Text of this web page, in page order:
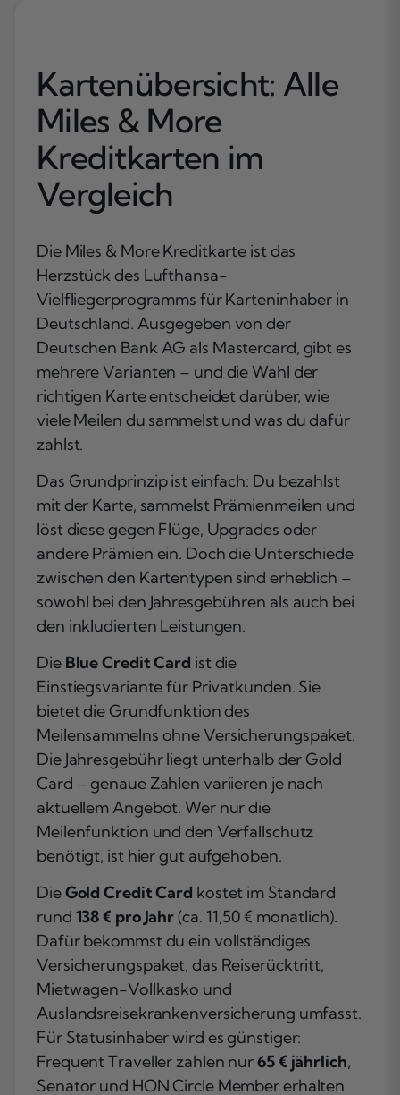
Kartenübersicht: Alle
Miles & More
Kreditkarten im
Vergleich
Die Miles & More Kreditkarte ist das
Herzstück des Lufthansa-
Vielfliegerprogramms für Karteninhaber in
Deutschland. Ausgegeben von der
Deutschen Bank AG als Mastercard, gibt es
mehrere Varianten – und die Wahl der
richtigen Karte entscheidet darüber, wie
viele Meilen du sammelst und was du dafür
zahlst.
Das Grundprinzip ist einfach: Du bezahlst
mit der Karte, sammelst Prämienmeilen und
löst diese gegen Flüge, Upgrades oder
andere Prämien ein. Doch die Unterschiede
zwischen den Kartentypen sind erheblich –
sowohl bei den Jahresgebühren als auch bei
den inkludierten Leistungen.
Die Blue Credit Card ist die
Einstiegsvariante für Privatkunden. Sie
bietet die Grundfunktion des
Meilensammelns ohne Versicherungspaket.
Die Jahresgebühr liegt unterhalb der Gold
Card – genaue Zahlen variieren je nach
aktuellem Angebot. Wer nur die
Meilenfunktion und den Verfallschutz
benötigt, ist hier gut aufgehoben.
DieGold Credit Card kostet im Standard
rund 138 € pro Jahr(ca. 11,50 € monatlich).
Dafür bekommst du ein vollständiges
Versicherungspaket, das Reiserücktritt,
Mietwagen-Vollkasko und
Auslandsreisekrankenversicherung umfasst.
Für Statusinhaber wird es günstiger:
Frequent Traveller zahlen nur65 € jährlich,
Senator und HON Circle Member erhalten